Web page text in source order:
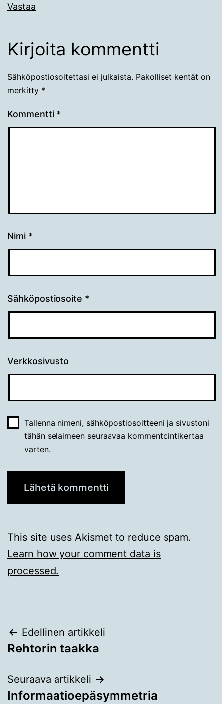
Vastaa
Kirjoita kommentti
Sähköpostiosoitettasi ei julkaista. Pakolliset kentät on
merkitty *
Kommentti *
Nimi *
Sähköpostiosoite *
Verkkosivusto
Tallenna nimeni, sähköpostiosoitteeni ja sivustoni
tähän selaimeen seuraavaa kommentointikertaa
varten.
This site uses Akismet to reduce spam.
Learn how your comment data is
processed.
Artikkelien
selaus
Edellinen artikkeli
Rehtorin taakka
Seuraava artikkeli
Informaatioepäsymmetria